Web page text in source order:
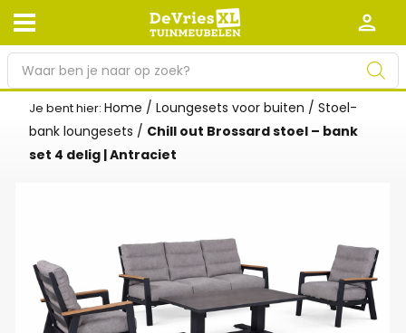
Afhalen en bezorgen Retourneren
Garantie Algemene voorwaarden
Tuinmeubelwinkel in de buurt
r
Je bent hier:Home /Loungesets voor buiten /Stoel-
bank loungesets / Chill out Brossard stoel – bank
set 4 delig | Antraciet